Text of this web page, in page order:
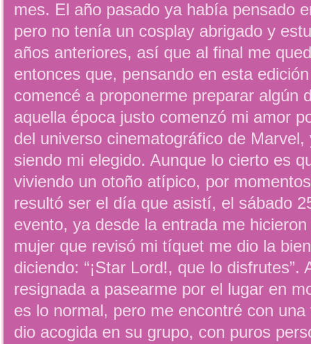
mes. El año pasado ya había pensado
pero no tenía un cosplay abrigado y
años anteriores, así que al final me
entonces que, pensando en esta
comencé a proponerme preparar algún
aquella época justo comenzó mi amor
del universo cinematográfico de
siendo mi elegido. Aunque lo cierto es
viviendo un otoño atípico, por
resultó ser el día que asistí, el sábado
evento, ya desde la entrada me
mujer que revisó mi tíquet me dio la
diciendo: “¡Star Lord!, que lo disfrutes”.
resignada a pasearme por el lugar en
es lo normal, pero me encontré con
dio acogida en su grupo, con puros